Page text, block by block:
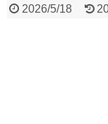
2026/5/18